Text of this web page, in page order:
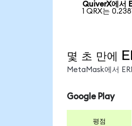
QuiverX에서
1 QRX는
몇 초 만에
MetaMask에서
Google Play
평점